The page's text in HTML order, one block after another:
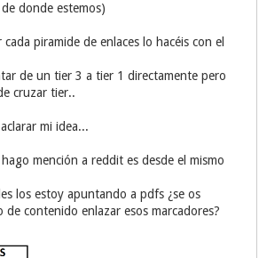
donde estemos)
piramide de enlaces lo hacéis con el
de un tier 3 a tier 1 directamente pero
cruzar tier..
mi idea...
mención a reddit es desde el mismo
los estoy apuntando a pdfs ¿se os
contenido enlazar esos marcadores?